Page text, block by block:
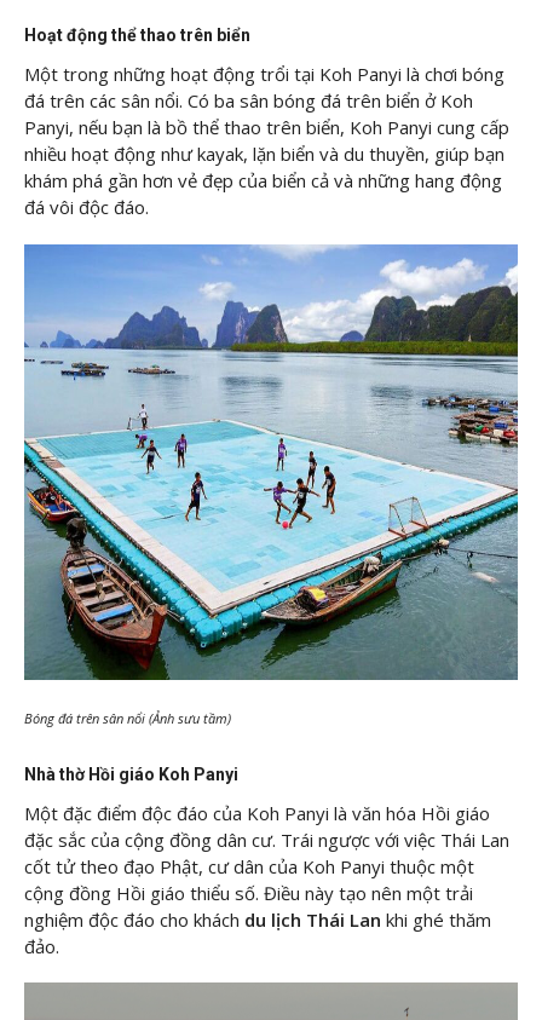
Hoạt động thể thao trên biển
Một trong những hoạt động trổi tại Koh Panyi là chơi bóng
đá trên các sân nổi. Có ba sân bóng đá trên biển ở Koh
Panyi, nếu bạn là bồ thể thao trên biển, Koh Panyi cung cấp
nhiều hoạt động như kayak, lặn biển và du thuyền, giúp bạn
khám phá gần hơn vẻ đẹp của biển cả và những hang động
đá vôi độc đáo.
Bóng đá trên sân nổi (Ảnh sưu tầm)
Nhà thờ Hồi giáo Koh Panyi
Một đặc điểm độc đáo của Koh Panyi là văn hóa Hồi giáo
đặc sắc của cộng đồng dân cư. Trái ngược với việc Thái Lan
cốt tử theo đạo Phật, cư dân của Koh Panyi thuộc một
cộng đồng Hồi giáo thiểu số. Điều này tạo nên một trải
nghiệm độc đáo cho khách du lịch Thái Lan khi ghé thăm
đảo.